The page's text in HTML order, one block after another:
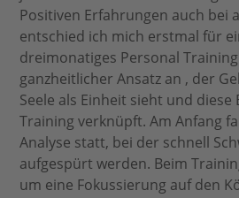
Positiven Erfahrungen auch bei
entschied ich mich erstmal für
dreimonatiges Personal
ganzheitlicher Ansatz an , der
Seele als Einheit sieht und diese
Training verknüpft. Am Anfang
Analyse statt, bei der schnell
aufgespürt werden. Beim
um eine Fokussierung auf den